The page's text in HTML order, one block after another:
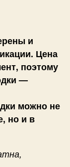
и
Цена
поэтому
—
можно не
но и в